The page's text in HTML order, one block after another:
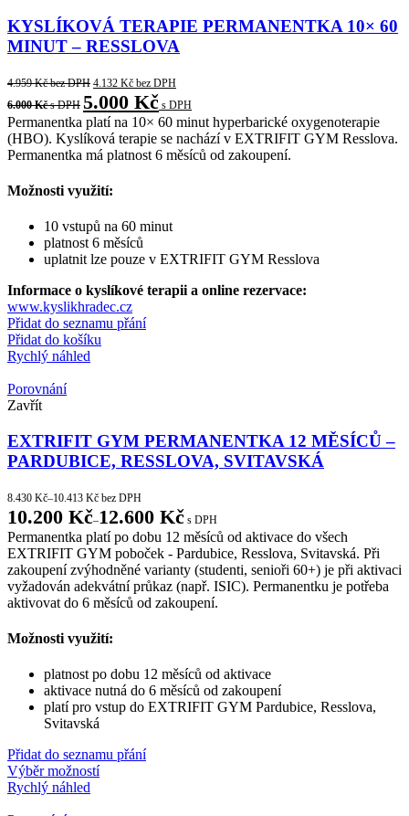
KYSLÍKOVÁ TERAPIE PERMANENTKA 10× 60
MINUT – RESSLOVA
4.959Kčbez DPH 4.132 Kč bez DPH
6.000Kčs DPH 5.000 Kč s DPH
Permanentka platí na 10× 60 minut hyperbarické oxygenoterapie
(HBO). Kyslíková terapie se nachází v EXTRIFIT GYM Resslova.
Permanentka má platnost 6 měsíců od zakoupení.
Možnosti využití:
10 vstupů na 60 minut
platnost 6 měsíců
uplatnit lze pouze v EXTRIFIT GYM Resslova
Informace o kyslíkové terapii a online rezervace:
www.kyslikhradec.cz
Přidat do seznamu přání
Přidat do košíku
Rychlý náhled
Porovnání
Zavřít
EXTRIFIT GYM PERMANENTKA 12 MĚSÍCŮ –
PARDUBICE, RESSLOVA, SVITAVSKÁ
8.430 Kč–10.413 Kč bez DPH
10.200 Kč–12.600 Kč s DPH
Permanentka platí po dobu 12 měsíců od aktivace do všech
EXTRIFIT GYM poboček - Pardubice, Resslova, Svitavská. Při
zakoupení zvýhodněné varianty (studenti, senioři 60+) je při aktivaci
vyžadován adekvátní průkaz (např. ISIC). Permanentku je potřeba
aktivovat do 6 měsíců od zakoupení.
Možnosti využití:
platnost po dobu 12 měsíců od aktivace
aktivace nutná do 6 měsíců od zakoupení
platí pro vstup do EXTRIFIT GYM Pardubice, Resslova,
Svitavská
Přidat do seznamu přání
Výběr možností
Rychlý náhled